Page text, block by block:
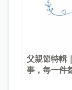
父親節特輯
事，每一件